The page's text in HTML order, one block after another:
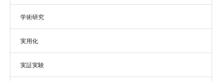
学術研究
実用化
実証実験